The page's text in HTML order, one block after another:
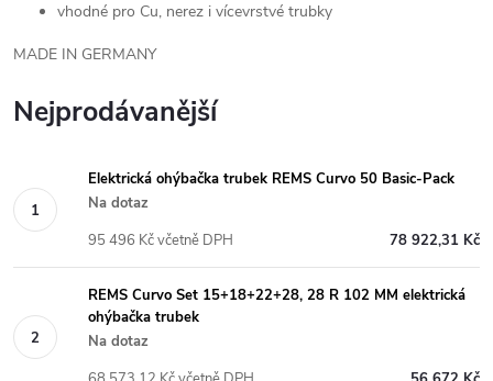
vhodné pro Cu, nerez i vícevrstvé trubky
MADE IN GERMANY
Nejprodávanější
Elektrická ohýbačka trubek REMS Curvo 50 Basic-Pack
Na dotaz
78 922,31 Kč
95 496 Kč včetně DPH
REMS Curvo Set 15+18+22+28, 28 R 102 MM elektrická
ohýbačka trubek
Na dotaz